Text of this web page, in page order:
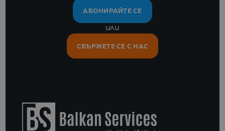
АБОНИРАЙТЕ СЕ
или
СВЪРЖЕТЕ СЕ С НАС